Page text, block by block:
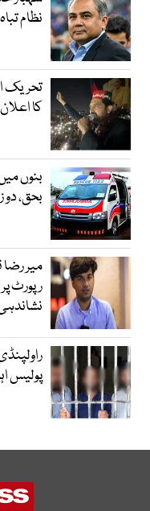
نظام
کا اعلان
بنوں
بحق،
میر
پولیس